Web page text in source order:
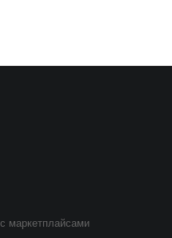
маркетплайсами